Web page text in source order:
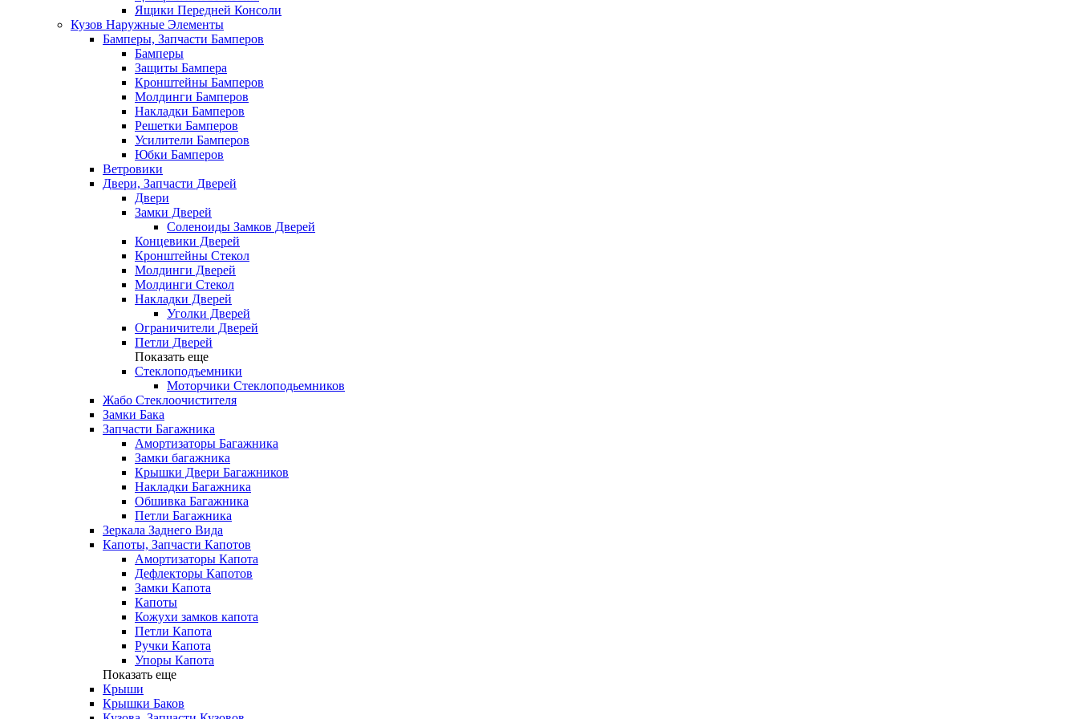
Ящики Передней Консоли
Кузов Наружные Элементы
Бамперы, Запчасти Бамперов
Бамперы
Защиты Бампера
Кронштейны Бамперов
Молдинги Бамперов
Накладки Бамперов
Решетки Бамперов
Усилители Бамперов
Юбки Бамперов
Ветровики
Двери, Запчасти Дверей
Двери
Замки Дверей
Соленоиды Замков Дверей
Концевики Дверей
Кронштейны Стекол
Молдинги Дверей
Молдинги Стекол
Накладки Дверей
Уголки Дверей
Ограничители Дверей
Петли Дверей
Показать еще
Стеклоподъемники
Моторчики Стеклоподьемников
Жабо Стеклоочистителя
Замки Бака
Запчасти Багажника
Амортизаторы Багажника
Замки багажника
Крышки Двери Багажников
Накладки Багажника
Обшивка Багажника
Петли Багажника
Зеркала Заднего Вида
Капоты, Запчасти Капотов
Амортизаторы Капота
Дефлекторы Капотов
Замки Капота
Капоты
Кожухи замков капота
Петли Капота
Ручки Капота
Упоры Капота
Показать еще
Крыши
Крышки Баков